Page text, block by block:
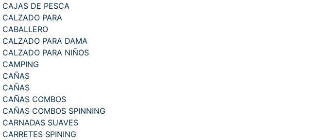
CAJAS DE PESCA
CALZADO PARA
CABALLERO
CALZADO PARA DAMA
CALZADO PARA NIÑOS
CAMPING
CAÑAS
CAÑAS
CAÑAS COMBOS
CAÑAS COMBOS SPINNING
CARNADAS SUAVES
CARRETES SPINING